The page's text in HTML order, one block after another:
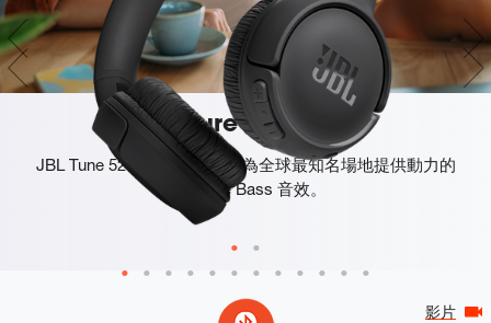
影片
JBL Pure Bass 音效
JBL Tune 520BT 採用著名的為全球最知名場地提供動力的
JBL Pure Bass 音效。